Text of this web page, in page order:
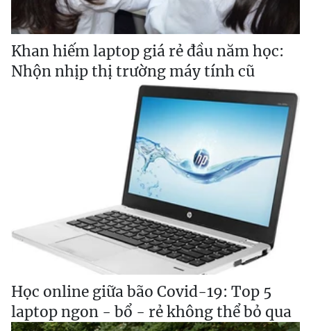
Khan hiếm laptop giá rẻ đầu năm học:
Nhộn nhịp thị trường máy tính cũ
Học online giữa bão Covid-19: Top 5
laptop ngon - bổ - rẻ không thể bỏ qua